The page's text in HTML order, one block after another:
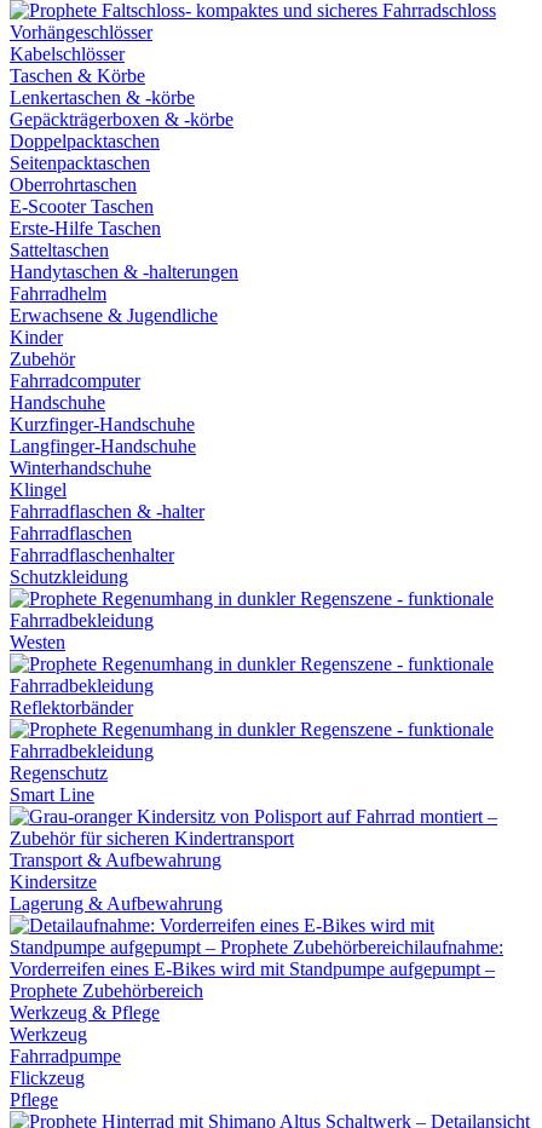
Vorhängeschlösser
Kabelschlösser
Taschen & Körbe
Lenkertaschen & -körbe
Gepäckträgerboxen & -körbe
Doppelpacktaschen
Seitenpacktaschen
Oberrohrtaschen
E-Scooter Taschen
Erste-Hilfe Taschen
Satteltaschen
Handytaschen & -halterungen
Fahrradhelm
Erwachsene & Jugendliche
Kinder
Zubehör
Fahrradcomputer
Handschuhe
Kurzfinger-Handschuhe
Langfinger-Handschuhe
Winterhandschuhe
Klingel
Fahrradflaschen & -halter
Fahrradflaschen
Fahrradflaschenhalter
Schutzkleidung
Westen
Reflektorbänder
Regenschutz
Smart Line
Transport & Aufbewahrung
Kindersitze
Lagerung & Aufbewahrung
Werkzeug & Pflege
Werkzeug
Fahrradpumpe
Flickzeug
Pflege